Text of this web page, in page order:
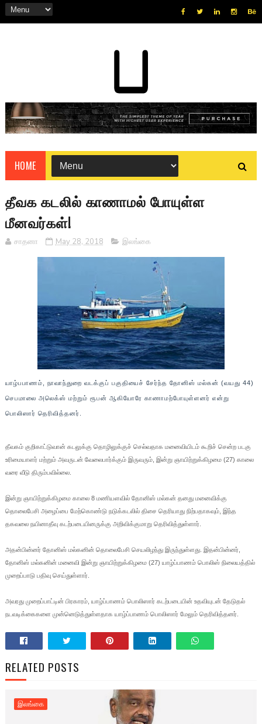
HOME
தீவக கடலில் காணாமல் போயுள்ள
மீனவர்கள்!
சாதனா May 28, 2018 இலங்கை
யாழ்பபாணம், நாவாந்துறை வடக்குப் பகுதியைச் சேர்ந்த தோனிஸ் மல்கன் (வயது 44)
செபமாலை அலெக்ஸ் மற்றும் ரூபன் ஆகியோரே காணாமற்போயுள்ளனர் என்று
பொலிஸார் தெரிவித்தனர்.
தீவகம் குறிகாட்டுவான் கடலுக்கு தொழிலுக்குச் செல்வதாக மனைவியிடம் கூறிச் சென்ற படகு
உரிமையாளர் மற்றும் அவருடன் வேலைபார்க்கும் இருவரும், இன்று ஞாயிற்றுக்கிழமை (27) காலை
வரை வீடு திரும்பவில்லை.
இன்று ஞாயிற்றுக்கிழமை காலை 8 மணியளவில் தோனிஸ் மல்கன் தனது மனைவிக்கு
தொலைபேசி அழைப்பை மேற்கொண்டு நடுக்கடலில் திசை தெரியாது நிற்பதாகவும், இந்த
தகவலை நயினாதீவு கடற்படையினருக்கு அறிவிக்குமாறு தெரிவித்துள்ளார்.
அதன்பின்னர் தோனிஸ் மல்கனின் தொலைபேசி செயலிழந்து இருந்துள்ளது. இதன்பின்னர்,
தோனிஸ் மல்கனின் மனைவி இன்று ஞாயிற்றுக்கிழமை (27) யாழ்ப்பாணம் பொலிஸ் நிலையத்தில்
முறைப்பாடு பதிவு செய்துள்ளார்.
அவரது முறைப்பாட்டின் பிரகாரம், யாழ்ப்பாணம் பொலிஸார் கடற்படையின் உதவியுடன் தேடுதல்
நடவடிக்கைகளை முன்னெடுத்துள்ளதாக யாழ்ப்பாணம் பொலிஸார் மேலும் தெரிவித்தனர்.
RELATED POSTS
இலங்கை